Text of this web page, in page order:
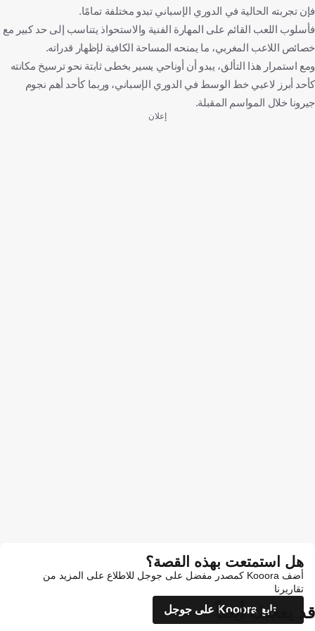
فإن تجربته الحالية في الدوري الإسباني تبدو مختلفة تمامًا.
فأسلوب اللعب القائم على المهارة الفنية والاستحواذ يتناسب إلى حد كبير مع
خصائص اللاعب المغربي، ما يمنحه المساحة الكافية لإظهار قدراته.
ومع استمرار هذا التألق، يبدو أن أوناحي يسير بخطى ثابتة نحو ترسيخ مكانته
كأحد أبرز لاعبي خط الوسط في الدوري الإسباني، وربما كأحد أهم نجوم
جيرونا خلال المواسم المقبلة.
إعلان
هل استمتعت بهذه القصة؟
أضف Kooora كمصدر مفضل على جوجل للاطلاع على المزيد من
تقاريرنا
تابع Kooora على جوجل
قد يعجبك أيضاً